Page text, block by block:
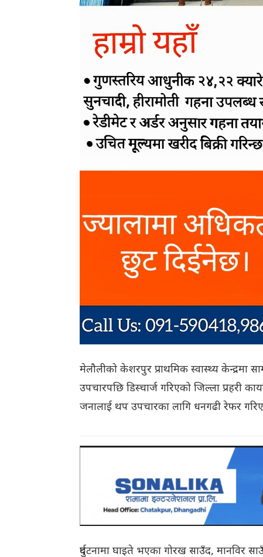
मेलौलीको केशरपुर प्राथमिक स्वास्थ्य केन्द्रमा
उपचारपछि डिस्चार्ज गरिएको जिल्ला प्रहरी
जनालाई थप उपचारका लागि धनगढी रेफर
दुर्घटनामा घाइते भएका गोरख साउँद, मानविर